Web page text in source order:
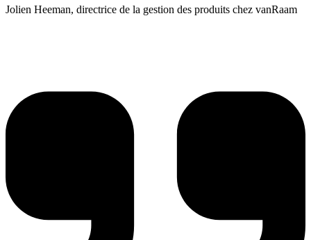
Jolien Heeman, directrice de la gestion des produits chez vanRaam